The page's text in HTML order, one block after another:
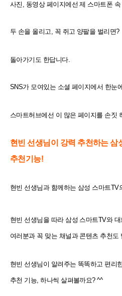
사진, 동영상 페이지에선 제 스마트폰
두 손을 올리고, 꼭 쥐고 양팔을 벌리면?
돌아가기도 한답니다.
SNS가 모여있는 소셜 페이지에서 한눈
스마트허브에선 이 많은 페이지를 손짓
현빈 선생님이 강력 추천하는 삼
추천기능!
현빈 선생님과 함께하는 삼성 스마트TV
현빈 선생님을 따라 삼성 스마트TV와
여러분과 꼭 맞는 채널과 콘텐츠 추천도
현빈 선생님이 알려주는 똑똑하고 편리
추천 기능, 하나씩 살펴볼까요? ^^